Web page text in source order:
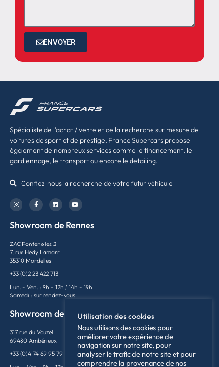
ENVOYER
Spécialiste de l’achat / vente et de la recherche sur mesure de
voitures de sport et de prestige, France Supercars propose
également de nombreux services comme le financement, le
gardiennage, le transport ou encore le detailing.
Confiez-nous la recherche de votre futur véhicule
Showroom de Rennes
ZAC Fontenelles 2
7, rue Hedy Lamarr
35310 Mordelles
+33 (0)2 23 422 713
Lun. - Ven. : 9h - 12h / 14h - 19h
Samedi : sur rendez-vous
Showroom de Lyon
317 rue du Vauzel
69480 Ambérieux
+33 (0)4 74 69 95 79
Utilisation des cookies
Nous utilisons des cookies pour
améliorer votre expérience de
navigation sur notre site, pour
analyser le trafic de notre site et pour
comprendre la provenance de nos